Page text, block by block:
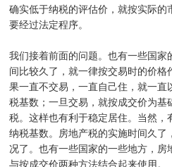
确实低于纳税的评估价，就按实际的
要经过法定程序。
我们接着前面的问题。也有一些国
间比较久了，就一律按交易时的价
果一直不交易，一直自己住，就一直
税基数；一旦交易，就按成交价为
税。这样也有利于稳定居住。当然，
纳税基数。房地产税的实施时间久
况了。也有一些国家的一些地方，
与按成交价两种方法结合起来使用。